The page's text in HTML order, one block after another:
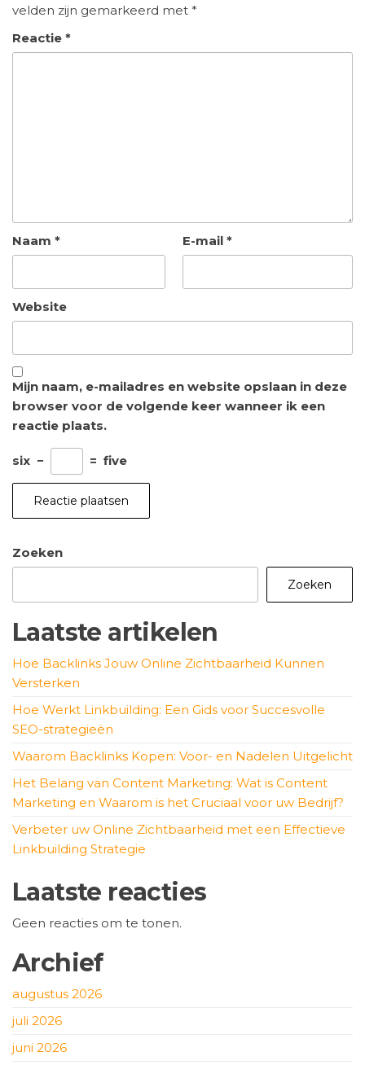
velden zijn gemarkeerd met *
Reactie *
Naam * E-mail *
Website
Mijn naam, e-mailadres en website opslaan in deze
browser voor de volgende keer wanneer ik een
reactie plaats.
six − = five
Zoeken
Zoeken
Laatste artikelen
Hoe Backlinks Jouw Online Zichtbaarheid Kunnen
Versterken
Hoe Werkt Linkbuilding: Een Gids voor Succesvolle
SEO-strategieën
Waarom Backlinks Kopen: Voor- en Nadelen Uitgelicht
Het Belang van Content Marketing: Wat is Content
Marketing en Waarom is het Cruciaal voor uw Bedrijf?
Verbeter uw Online Zichtbaarheid met een Effectieve
Linkbuilding Strategie
Laatste reacties
Geen reacties om te tonen.
Archief
augustus 2026
juli 2026
juni 2026